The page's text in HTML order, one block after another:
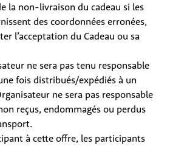
la non-livraison du cadeau si les
des coordonnées erronées,
l’acceptation du Cadeau ou sa
ne sera pas tenu responsable
fois distribués/expédiés à un
ne sera pas responsable
reçus, endommagés ou perdus
à cette offre, les participants